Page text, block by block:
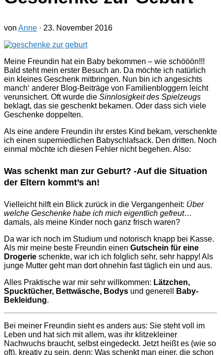
von Anne · 23. November 2016
Meine Freundin hat ein Baby bekommen – wie schööön!!!
Bald steht mein erster Besuch an. Da möchte ich natürlich
ein kleines Geschenk mitbringen. Nun bin ich angesichts
manch‘ anderer Blog-Beiträge von Familienbloggern leicht
verunsichert. Oft wurde die Sinnlosigkeit des Spielzeugs
beklagt, das sie geschenkt bekamen. Oder dass sich viele
Geschenke doppelten.
Als eine andere Freundin ihr erstes Kind bekam, verschenkte
ich einen superniedlichen Babyschlafsack. Den dritten. Noch
einmal möchte ich diesen Fehler nicht begehen. Also:
Was schenkt man zur Geburt? -Auf die Situation
der Eltern kommt’s an!
Vielleicht hilft ein Blick zurück in die Vergangenheit: Über
welche Geschenke habe ich mich eigentlich gefreut…
damals, als meine Kinder noch ganz frisch waren?
Da war ich noch im Studium und notorisch knapp bei Kasse.
Als mir meine beste Freundin einen Gutschein für eine
Drogerie schenkte, war ich ich folglich sehr, sehr happy! Als
junge Mutter geht man dort ohnehin fast täglich ein und aus.
Alles Praktische war mir sehr willkommen: Lätzchen,
Spucktücher, Bettwäsche, Bodys und generell
Baby-
Bekleidung.
Bei meiner Freundin sieht es anders aus: Sie steht voll im
Leben und hat sich mit allem, was ihr klitzekleiner
Nachwuchs braucht, selbst eingedeckt. Jetzt heißt es (wie so
oft), kreativ zu sein, denn: Was schenkt man einer, die schon